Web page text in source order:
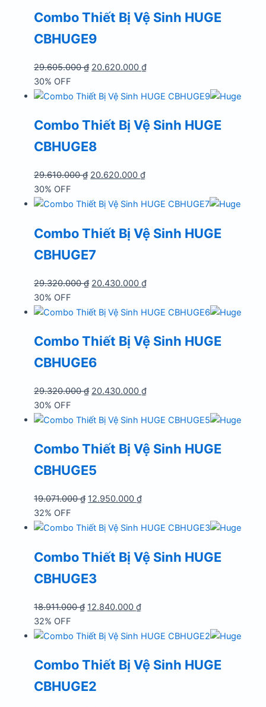
20.450.000 ₫.
Combo Thiết Bị Vệ Sinh HUGE
CBHUGE9
29.605.000₫ Giá
là:
20.620.000₫Giá
tại
20.620.000 ₫.
30% OFF
Combo Thiết Bị Vệ Sinh HUGE
CBHUGE8
29.610.000₫ Giá
là:
20.620.000₫Giá
tại
20.620.000 ₫.
30% OFF
Combo Thiết Bị Vệ Sinh HUGE
CBHUGE7
29.320.000₫ Giá
là:
20.430.000₫Giá
tại
20.430.000 ₫.
30% OFF
Combo Thiết Bị Vệ Sinh HUGE
CBHUGE6
29.320.000₫ Giá
là:
20.430.000₫Giá
tại
20.430.000 ₫.
30% OFF
Combo Thiết Bị Vệ Sinh HUGE
CBHUGE5
19.071.000₫ Giá
là:
12.950.000₫Giá
tại
12.950.000 ₫.
32% OFF
Combo Thiết Bị Vệ Sinh HUGE
CBHUGE3
18.911.000₫ Giá
là:
12.840.000₫Giá
tại
12.840.000 ₫.
32% OFF
Combo Thiết Bị Vệ Sinh HUGE
CBHUGE2